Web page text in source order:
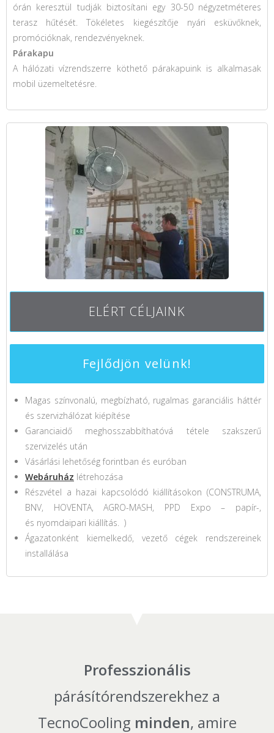
órán keresztül tudják biztosítani egy 30-50 négyzetméteres
terasz hűtését. Tökéletes kiegészítője nyári esküvőknek,
promócióknak, rendezvényeknek.
Párakapu
A hálózati vízrendszerre köthető párakapuink is alkalmasak
mobil üzemeltetésre.
ELÉRT CÉLJAINK
Fejlődjön velünk!
Magas színvonalú, megbízható, rugalmas garanciális háttér
és szervizhálózat kiépítése
Garanciaidő meghosszabbíthatóvá tétele szakszerű
szervizelés után
Vásárlási lehetőség forintban és euróban
Webáruház létrehozása
Részvétel a hazai kapcsolódó kiállításokon (CONSTRUMA,
BNV, HOVENTA, AGRO-MASH, PPD Expo – papír-,
és nyomdaipari kiállítás. )
Ágazatonként kiemelkedő, vezető cégek rendszereinek
installálása
Professzionális
párásítórendszerekhez a
TecnoCooling minden, amire